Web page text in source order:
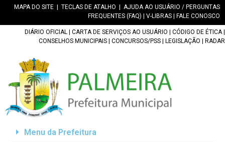
MAPA DO SITE TECLAS DE ATALHO
AJUDA AO USUÁRIO / PERGUNTAS
FREQUENTES (FAQ)
V-LIBRAS FALE CONOSCO
DIÁRIO OFICIAL CARTA DE SERVIÇOS AO USUÁRIO CÓDIGO DE ÉTICA|
CONSELHOS MUNICIPAIS
CONCURSOS/PSS LEGISLAÇÃO RADAR
Menu da Prefeitura